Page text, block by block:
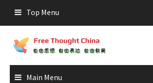
content
Top Menu
Main Menu